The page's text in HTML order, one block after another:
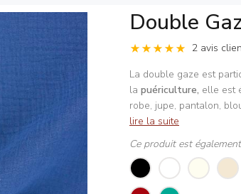
Double
2 avis
La double gaze est
la puériculture, elle est
robe, jupe, pantalon,
lire la suite
Ce produit est